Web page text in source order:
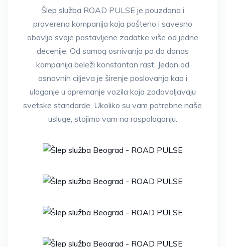
Šlep služba ROAD PULSE je pouzdana i
proverena kompanija koja pošteno i savesno
obavlja svoje postavljene zadatke više od jedne
decenije. Od samog osnivanja pa do danas
kompanija beleži konstantan rast. Jedan od
osnovnih ciljeva je širenje poslovanja kao i
ulaganje u opremanje vozila koja zadovoljavaju
svetske standarde. Ukoliko su vam potrebne naše
usluge, stojimo vam na raspolaganju.